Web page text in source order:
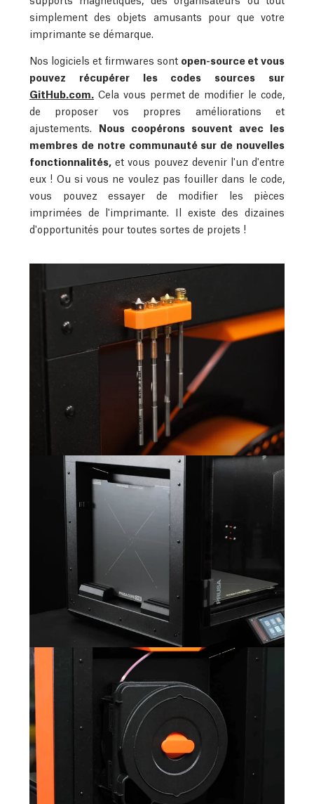
simplement des objets amusants pour que votre
imprimante se démarque.
Nos logiciels et firmwares sont open-source et vous
pouvez récupérer les codes sources sur
GitHub.com. Cela vous permet de modifier le code,
de proposer vos propres améliorations et
ajustements. Nous coopérons souvent avec les
membres de notre communauté sur de nouvelles
fonctionnalités, et vous pouvez devenir l'un d'entre
eux ! Ou si vous ne voulez pas fouiller dans le code,
vous pouvez essayer de modifier les pièces
imprimées de l'imprimante. Il existe des dizaines
d'opportunités pour toutes sortes de projets !